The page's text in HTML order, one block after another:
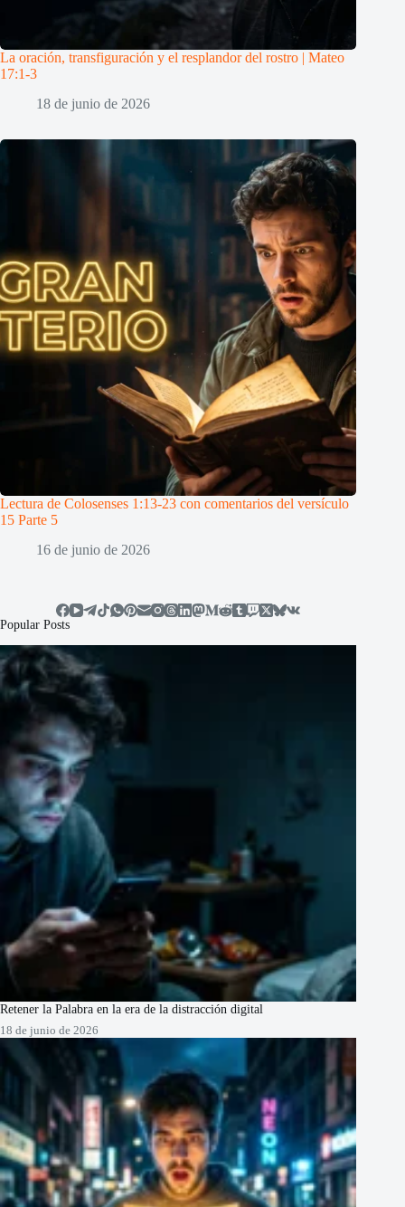
La oración, transfiguración y el resplandor del rostro | Mateo
17:1-3
18 de junio de 2026
Lectura de Colosenses 1:13-23 con comentarios del versículo
15 Parte 5
16 de junio de 2026
Popular Posts
Retener la Palabra en la era de la distracción digital
18 de junio de 2026